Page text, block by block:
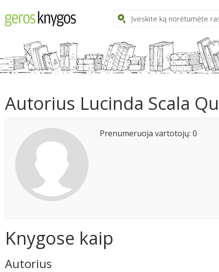
Autorius Lucinda Scala
Prenumeruoja vartotojų: 0
Knygose kaip
Autorius